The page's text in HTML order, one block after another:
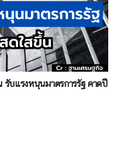
บแรงหนุนมาตรการรัฐ คาดปี